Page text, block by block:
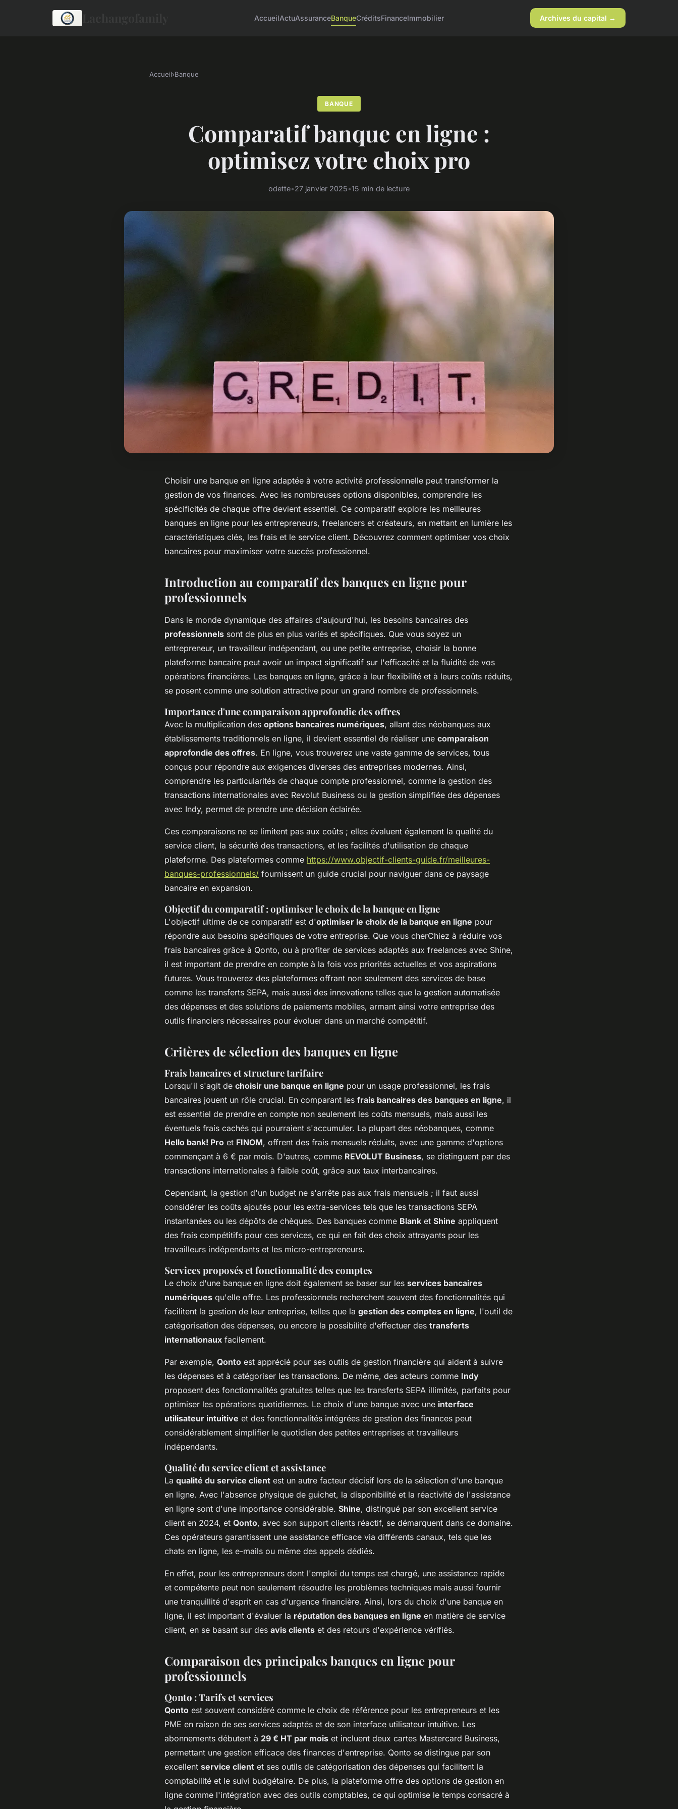
AccueilActuAssuranceBanqueCréditsFinanceImmobilier Archives du capital →
Accueil›Banque
BANQUE
Comparatif banque en ligne :
optimisez votre choix pro
odette•27 janvier 2025•15 min de lecture
Choisir une banque en ligne adaptée à votre activité professionnelle peut transformer la
gestion de vos finances. Avec les nombreuses options disponibles, comprendre les
spécificités de chaque offre devient essentiel. Ce comparatif explore les meilleures
banques en ligne pour les entrepreneurs, freelancers et créateurs, en mettant en lumière les
caractéristiques clés, les frais et le service client. Découvrez comment optimiser vos choix
bancaires pour maximiser votre succès professionnel.
Introduction au comparatif des banques en ligne pour
professionnels
Dans le monde dynamique des affaires d'aujourd'hui, les besoins bancaires des
professionnels sont de plus en plus variés et spécifiques. Que vous soyez un
entrepreneur, un travailleur indépendant, ou une petite entreprise, choisir la bonne
plateforme bancaire peut avoir un impact significatif sur l'efficacité et la fluidité de vos
opérations financières. Les banques en ligne, grâce à leur flexibilité et à leurs coûts réduits,
se posent comme une solution attractive pour un grand nombre de professionnels.
Importance d'une comparaison approfondie des offres
Avec la multiplication des options bancaires numériques, allant des néobanques aux
établissements traditionnels en ligne, il devient essentiel de réaliser une comparaison
approfondie des offres. En ligne, vous trouverez une vaste gamme de services, tous
conçus pour répondre aux exigences diverses des entreprises modernes. Ainsi,
comprendre les particularités de chaque compte professionnel, comme la gestion des
transactions internationales avec Revolut Business ou la gestion simplifiée des dépenses
avec Indy, permet de prendre une décision éclairée.
Ces comparaisons ne se limitent pas aux coûts ; elles évaluent également la qualité du
service client, la sécurité des transactions, et les facilités d'utilisation de chaque
plateforme. Des plateformes comme https://www.objectif-clients-guide.fr/meilleures-
banques-professionnels/ fournissent un guide crucial pour naviguer dans ce paysage
bancaire en expansion.
Objectif du comparatif : optimiser le choix de la banque en ligne
L'objectif ultime de ce comparatif est d'optimiser le choix de la banque en ligne pour
répondre aux besoins spécifiques de votre entreprise. Que vous cherChiez à réduire vos
frais bancaires grâce à Qonto, ou à profiter de services adaptés aux freelances avec Shine,
il est important de prendre en compte à la fois vos priorités actuelles et vos aspirations
futures. Vous trouverez des plateformes offrant non seulement des services de base
comme les transferts SEPA, mais aussi des innovations telles que la gestion automatisée
des dépenses et des solutions de paiements mobiles, armant ainsi votre entreprise des
outils financiers nécessaires pour évoluer dans un marché compétitif.
Critères de sélection des banques en ligne
Frais bancaires et structure tarifaire
Lorsqu'il s'agit de choisir une banque en ligne pour un usage professionnel, les frais
bancaires jouent un rôle crucial. En comparant les frais bancaires des banques en ligne, il
est essentiel de prendre en compte non seulement les coûts mensuels, mais aussi les
éventuels frais cachés qui pourraient s'accumuler. La plupart des néobanques, comme
Hello bank! Pro et FINOM, offrent des frais mensuels réduits, avec une gamme d'options
commençant à 6 € par mois. D'autres, comme REVOLUT Business, se distinguent par des
transactions internationales à faible coût, grâce aux taux interbancaires.
Cependant, la gestion d'un budget ne s'arrête pas aux frais mensuels ; il faut aussi
considérer les coûts ajoutés pour les extra-services tels que les transactions SEPA
instantanées ou les dépôts de chèques. Des banques comme Blank et Shine appliquent
des frais compétitifs pour ces services, ce qui en fait des choix attrayants pour les
travailleurs indépendants et les micro-entrepreneurs.
Services proposés et fonctionnalité des comptes
Le choix d'une banque en ligne doit également se baser sur les services bancaires
numériques qu'elle offre. Les professionnels recherchent souvent des fonctionnalités qui
facilitent la gestion de leur entreprise, telles que la gestion des comptes en ligne, l'outil de
catégorisation des dépenses, ou encore la possibilité d'effectuer des transferts
internationaux facilement.
Par exemple, Qonto est apprécié pour ses outils de gestion financière qui aident à suivre
les dépenses et à catégoriser les transactions. De même, des acteurs comme Indy
proposent des fonctionnalités gratuites telles que les transferts SEPA illimités, parfaits pour
optimiser les opérations quotidiennes. Le choix d'une banque avec une interface
utilisateur intuitive et des fonctionnalités intégrées de gestion des finances peut
considérablement simplifier le quotidien des petites entreprises et travailleurs
indépendants.
Qualité du service client et assistance
La qualité du service client est un autre facteur décisif lors de la sélection d'une banque
en ligne. Avec l'absence physique de guichet, la disponibilité et la réactivité de l'assistance
en ligne sont d'une importance considérable. Shine, distingué par son excellent service
client en 2024, et Qonto, avec son support clients réactif, se démarquent dans ce domaine.
Ces opérateurs garantissent une assistance efficace via différents canaux, tels que les
chats en ligne, les e-mails ou même des appels dédiés.
En effet, pour les entrepreneurs dont l'emploi du temps est chargé, une assistance rapide
et compétente peut non seulement résoudre les problèmes techniques mais aussi fournir
une tranquillité d'esprit en cas d'urgence financière. Ainsi, lors du choix d'une banque en
ligne, il est important d'évaluer la réputation des banques en ligne en matière de service
client, en se basant sur des avis clients et des retours d'expérience vérifiés.
Comparaison des principales banques en ligne pour
professionnels
Qonto : Tarifs et services
Qonto est souvent considéré comme le choix de référence pour les entrepreneurs et les
PME en raison de ses services adaptés et de son interface utilisateur intuitive. Les
abonnements débutent à 29 € HT par mois et incluent deux cartes Mastercard Business,
permettant une gestion efficace des finances d'entreprise. Qonto se distingue par son
excellent service client et ses outils de catégorisation des dépenses qui facilitent la
comptabilité et le suivi budgétaire. De plus, la plateforme offre des options de gestion en
ligne comme l'intégration avec des outils comptables, ce qui optimise le temps consacré à